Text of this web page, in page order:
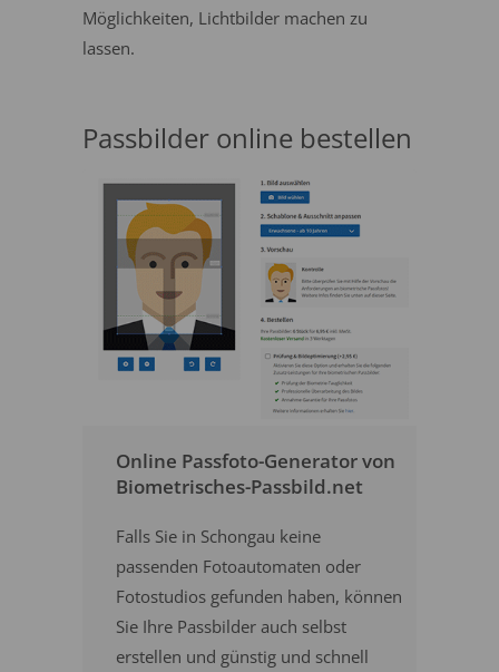
Möglichkeiten, Lichtbilder machen zu
lassen.
Passbilder online bestellen
Online Passfoto-Generator von
Biometrisches-Passbild.net
Falls Sie in Schongau keine
passenden Fotoautomaten oder
Fotostudios gefunden haben, können
Sie Ihre Passbilder auch selbst
erstellen und günstig und schnell